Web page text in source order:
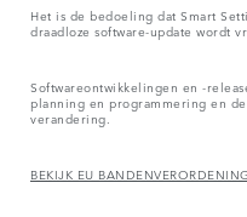
Het is de bedoeling dat Smart
draadloze software-update wordt
Softwareontwikkelingen en -
planning en programmering en
verandering.
BEKIJK EU